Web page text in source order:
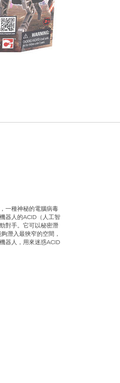
一種神秘的電腦病毒
器人的ACID（人工智
對手。它可以秘密潛
潛入最狹窄的空間，
器人，用來迷惑ACID